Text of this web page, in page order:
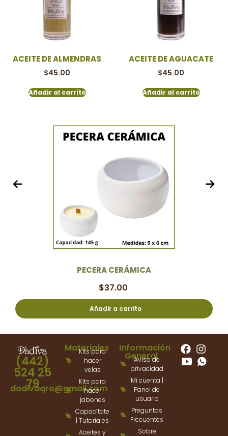
ACEITE DE ALMENDRAS
$45.00
Añadir al carrito
ACEITE DE AGUACATE
$45.00
Añadir al carrito
PECERA CERÁMICA
$37.00
Añadir a carrito
(442)
524 25
79
dadivaqro@gmail.com
Materiales
Kits para
hacer
velas
Kits para
hacer
jabones
Capacítate
| Tutoriales
Aceites y
Información
General
Aviso de
privacidad
Mi cuenta |
Panel de
usuario
Preguntas
Frecuentes
Sobre